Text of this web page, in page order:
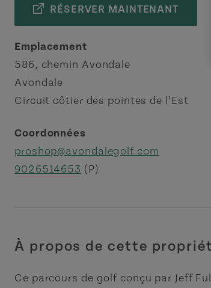
RÉSERVER MAINTENANT
Emplacement
586, chemin Avondale
Avondale
Circuit côtier des pointes de l’Est
Coordonnées
proshop@avondalegolf.com
9026514653 (P)
À propos de cette
Ce parcours de golf conçu par Jeff